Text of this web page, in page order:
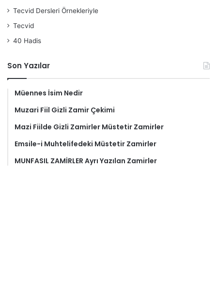
Tecvid Dersleri Örnekleriyle
Tecvid
40 Hadis
Son Yazılar
Müennes İsim Nedir
Muzari Fiil Gizli Zamir Çekimi
Mazi Fiilde Gizli Zamirler Müstetir Zamirler
Emsile-i Muhtelifedeki Müstetir Zamirler
MUNFASIL ZAMİRLER Ayrı Yazılan Zamirler